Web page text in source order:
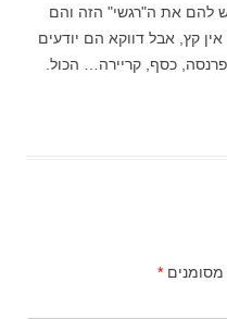
להם את ה"רגשי" הזה והם
קץ, אבל דווקא הם יודעים
כסף, קריירה… הכול.
*